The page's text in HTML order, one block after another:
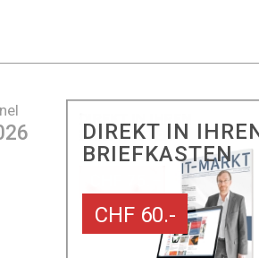
DIREKT IN
BRIEFKASTEN
CHF 60.-